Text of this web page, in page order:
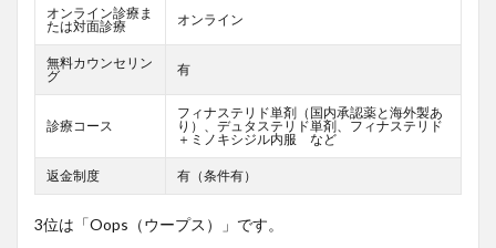
オンライン診療ま
たは対面診療
オンライン
無料カウンセリン
グ
有
診療コース
フィナステリド単剤（国内承認薬と海外製あ
り）、デュタステリド単剤、フィナステリド
＋ミノキシジル内服 など
返金制度 有（条件有）
3位は「Oops（ウープス）」です。